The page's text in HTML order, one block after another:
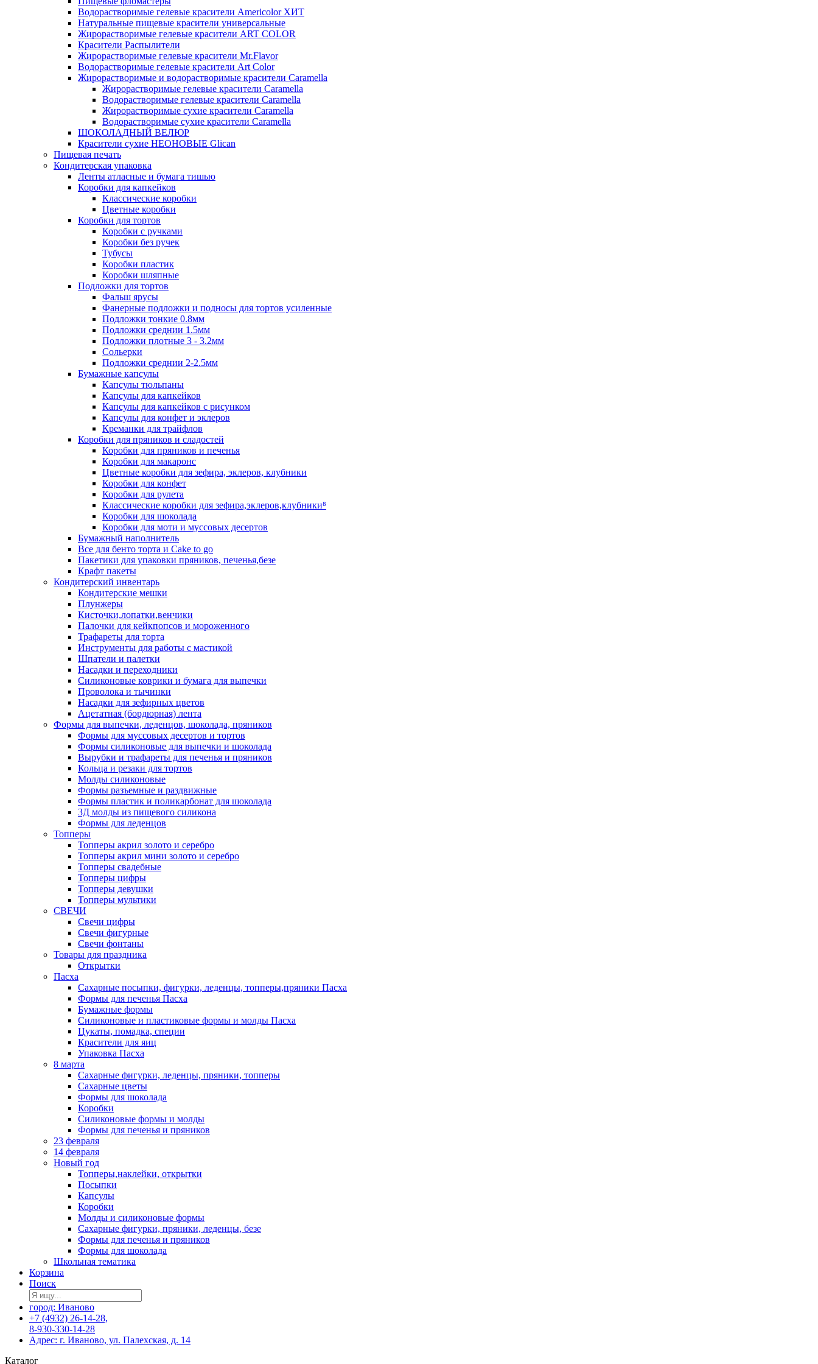
Водорастворимые гелевые красители Americolor ХИТ
Натуральные пищевые красители универсальные
Жирорастворимые гелевые красители ART COLOR
Красители Распылители
Жирорастворимые гелевые красители Mr.Flavor
Водорастворимые гелевые красители Art Color
Жирорастворимые и водорастворимые красители Caramella
Жирорастворимые гелевые красители Caramella
Водорастворимые гелевые красители Caramella
Жирорастворимые сухие красители Caramella
Водорастворимые сухие красители Caramella
ШОКОЛАДНЫЙ ВЕЛЮР
Красители сухие НЕОНОВЫЕ Glican
Пищевая печать
Кондитерская упаковка
Ленты атласные и бумага тишью
Коробки для капкейков
Классические коробки
Цветные коробки
Коробки для тортов
Коробки с ручками
Коробки без ручек
Тубусы
Коробки пластик
Коробки шляпные
Подложки для тортов
Фальш ярусы
Фанерные подложки и подносы для тортов усиленные
Подложки тонкие 0.8мм
Подложки среднии 1.5мм
Подложки плотные 3 - 3.2мм
Сольерки
Подложки среднии 2-2.5мм
Бумажные капсулы
Капсулы тюльпаны
Капсулы для капкейков
Капсулы для капкейков с рисунком
Капсулы для конфет и эклеров
Креманки для трайфлов
Коробки для пряников и сладостей
Коробки для пряников и печенья
Коробки для макаронс
Цветные коробки для зефира, эклеров, клубники
Коробки для конфет
Коробки для рулета
Классические коробки для зефира,эклеров,клубники⁸
Коробки для шоколада
Коробки для моти и муссовых десертов
Бумажный наполнитель
Все для бенто торта и Cake to go
Пакетики для упаковки пряников, печенья,безе
Крафт пакеты
Кондитерский инвентарь
Кондитерские мешки
Плунжеры
Кисточки,лопатки,венчики
Палочки для кейкпопсов и мороженного
Трафареты для торта
Инструменты для работы с мастикой
Шпатели и палетки
Насадки и переходники
Силиконовые коврики и бумага для выпечки
Проволока и тычинки
Насадки для зефирных цветов
Ацетатная (бордюрная) лента
Формы для выпечки, леденцов, шоколада, пряников
Формы для муссовых десертов и тортов
Формы силиконовые для выпечки и шоколада
Вырубки и трафареты для печенья и пряников
Кольца и резаки для тортов
Молды силиконовые
Формы разъемные и раздвижные
Формы пластик и поликарбонат для шоколада
3Д молды из пищевого силикона
Формы для леденцов
Топперы
Топперы акрил золото и серебро
Топперы акрил мини золото и серебро
Топперы свадебные
Топперы цифры
Топперы девушки
Топперы мультики
СВЕЧИ
Свечи цифры
Свечи фигурные
Свечи фонтаны
Товары для праздника
Открытки
Пасха
Сахарные посыпки, фигурки, леденцы, топперы,пряники Пасха
Формы для печенья Пасха
Бумажные формы
Силиконовые и пластиковые формы и молды Пасха
Цукаты, помадка, специи
Красители для яиц
Упаковка Пасха
8 марта
Сахарные фигурки, леденцы, пряники, топперы
Сахарные цветы
Формы для шоколада
Коробки
Силиконовые формы и молды
Формы для печенья и пряников
23 февраля
14 февраля
Новый год
Топперы,наклейки, открытки
Посыпки
Капсулы
Коробки
Молды и силиконовые формы
Сахарные фигурки, пряники, леденцы, безе
Формы для печенья и пряников
Формы для шоколада
Школьная тематика
Корзина
Поиск
город: Иваново
+7 (4932) 26-14-28,
8-930-330-14-28
Адрес: г. Иваново, ул. Палехская, д. 14
Каталог